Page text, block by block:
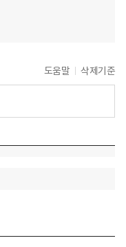
도움말 삭제기준